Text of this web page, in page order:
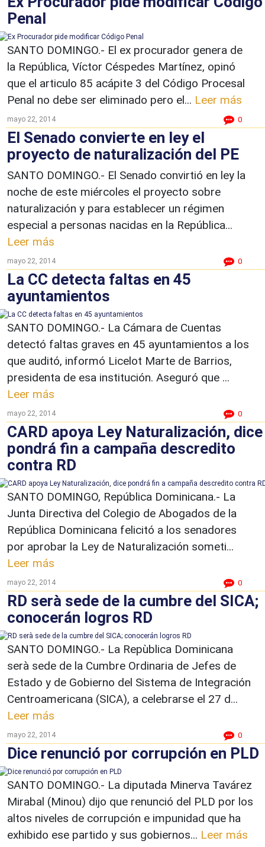
Penal
SANTO DOMINGO.- El ex procurador genera de
la República, Víctor Céspedes Martínez, opinó
que el articulo 85 acápite 3 del Código Procesal
Penal no debe ser eliminado pero el... Leer más
mayo 22, 2014 0
El Senado convierte en ley el
proyecto de naturalización del PE
SANTO DOMINGO.- El Senado convirtió en ley la
noche de este miércoles el proyecto sobre
naturalización y para establecer un régimen
especial a personas nacidas en la República...
Leer más
mayo 22, 2014 0
La CC detecta faltas en 45
ayuntamientos
SANTO DOMINGO.- La Cámara de Cuentas
detectó faltas graves en 45 ayuntamientos a los
que auditó, informó Licelot Marte de Barrios,
presidenta de esa institución. Aseguró que ...
Leer más
mayo 22, 2014 0
CARD apoya Ley Naturalización, dice
pondrá fin a campaña descredito
contra RD
SANTO DOMINGO, República Dominicana.- La
Junta Directiva del Colegio de Abogados de la
República Dominicana felicitó a los senadores
por aprobar la Ley de Naturalización someti...
Leer más
mayo 22, 2014 0
RD serà sede de la cumbre del SICA;
conocerán logros RD
SANTO DOMINGO.- La Repùblica Dominicana
serà sede de la Cumbre Ordinaria de Jefes de
Estado y de Gobierno del Sistema de Integración
Centroamericana (SICA), a celebrarse el 27 d...
Leer más
mayo 22, 2014 0
Dice renunció por corrupción en PLD
SANTO DOMINGO.- La diputada Minerva Tavárez
Mirabal (Minou) dijo que renunció del PLD por los
altos niveles de corrupción e impunidad que ha
exhibido ese partido y sus gobiernos... Leer más